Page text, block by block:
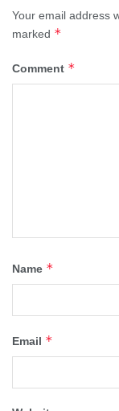
Your email address
marked *
Comment *
Name *
Email *